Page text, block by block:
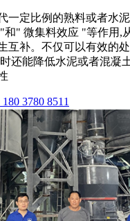
一定比例的熟料或者水
和" 微集料效应 "等作用,
互补。不仅可以有效的
还能降低水泥或者混凝
3780 8511